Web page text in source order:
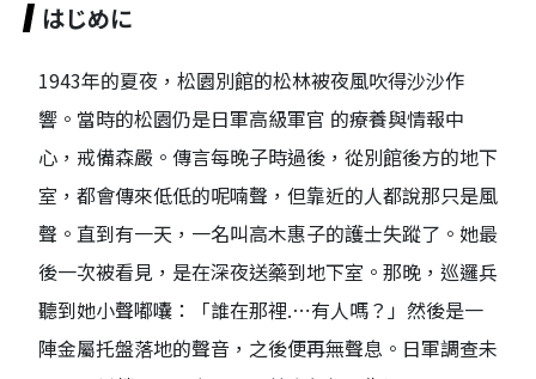
はじめに
1943年的夏夜，松園別館的松林被夜風吹得沙沙作
響。當時的松園仍是日軍高級軍官 的療養與情報中
心，戒備森嚴。傳言每晚子時過後，從別館後方的地下
室，都會傳來低低的呢喃聲，但靠近的人都說那只是風
聲。直到有一天，一名叫高木惠子的護士失蹤了。她最
後一次被看見，是在深夜送藥到地下室。那晚，巡邏兵
聽到她小聲嘟囔：「誰在那裡.⋯有人嗎？」然後是一
陣金屬托盤落地的聲音，之後便再無聲息。日軍調查未